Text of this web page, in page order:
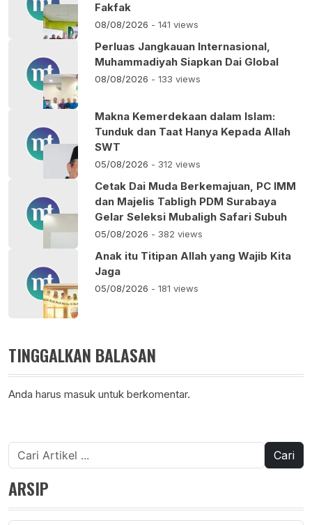
Fakfak
08/08/2026 - 141 views
Perluas Jangkauan Internasional,
Muhammadiyah Siapkan Dai Global
08/08/2026 - 133 views
Makna Kemerdekaan dalam Islam:
Tunduk dan Taat Hanya Kepada Allah
SWT
05/08/2026 - 312 views
Cetak Dai Muda Berkemajuan, PC IMM
dan Majelis Tabligh PDM Surabaya
Gelar Seleksi Mubaligh Safari Subuh
05/08/2026 - 382 views
Anak itu Titipan Allah yang Wajib Kita
Jaga
05/08/2026 - 181 views
TINGGALKAN BALASAN
Anda harus masuk untuk berkomentar.
Cari
untuk:
ARSIP